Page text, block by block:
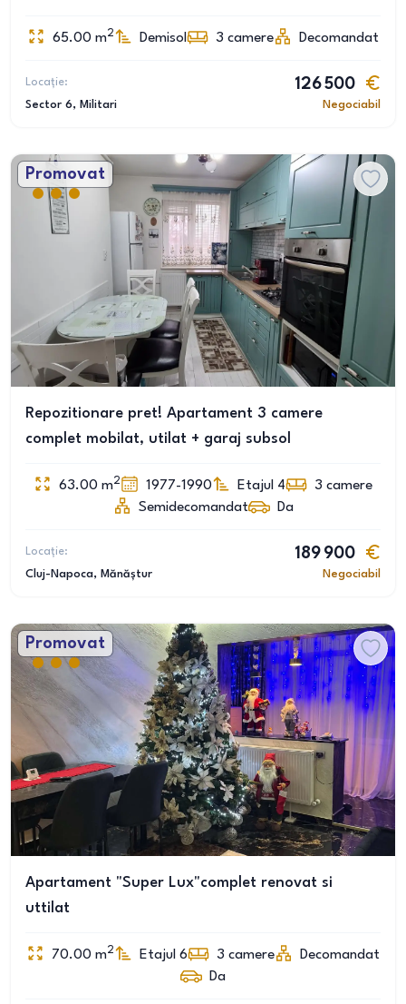
65.00 m2 Demisol 3 camere Decomandat
Locație:
Sector 6, Militari
126 500
Negociabil
Promovat
Repozitionare pret! Apartament 3 camere
complet mobilat, utilat + garaj subsol
63.00 m2 1977-1990 Etajul 4 3 camere
Semidecomandat
Da
Locație:
Cluj-Napoca, Mănăștur
189 900
Negociabil
Promovat
Apartament "Super Lux"complet renovat si
uttilat
70.00 m2 Etajul 6 3 camere
Decomandat
Da